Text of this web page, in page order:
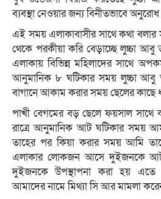
ব্যবস্থা নেওয়ার জন্য বিনীতভাবে
এই সময় এলাকাবাসীর সাথে কথা বলার
থেকে পরকীয়া করি বেড়াচ্ছে লুচ্চা আবু
এলাকায় বিভিন্ন মহিলাদের সাথে
আনুমানিক ৮ ঘটিকার সময় লুচ্চা আবু
বাগানে আকাম করার সময় ছেলের কাছে
পাখী বেগমের বড় ছেলে ফয়সাল সাথে
রাত্রে আনুমানিক আট ঘটিকার সময়
তাহের পর কিয়া করার সময় আমি
এলাকার লোকজন আসে দুইজনকে
দুইজনকে উপস্থাপনা করা হয় এতে
আমাদের নামে মিথ্যা সি আর মামলা